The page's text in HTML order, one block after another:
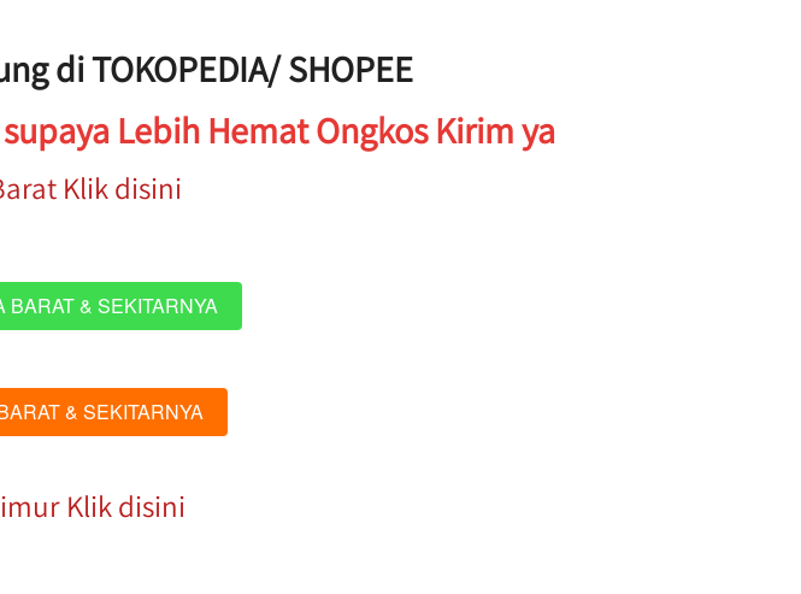
di TOKOPEDIA/ SHOPEE
Lebih Hemat Ongkos Kirim ya
Klik disini
BARAT & SEKITARNYA
& SEKITARNYA
Klik disini